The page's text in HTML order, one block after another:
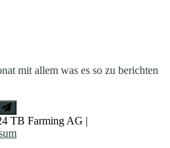
mit allem was es so zu berichten
TB Farming AG |